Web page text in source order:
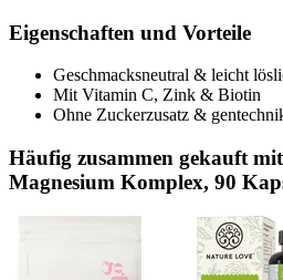
Eigenschaften und Vorteile
Geschmacksneutral & leicht
Mit Vitamin C, Zink & Biotin
Ohne Zuckerzusatz &
Häufig zusammen gekauft
Magnesium Komplex, 90